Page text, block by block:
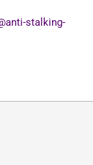
stalking-